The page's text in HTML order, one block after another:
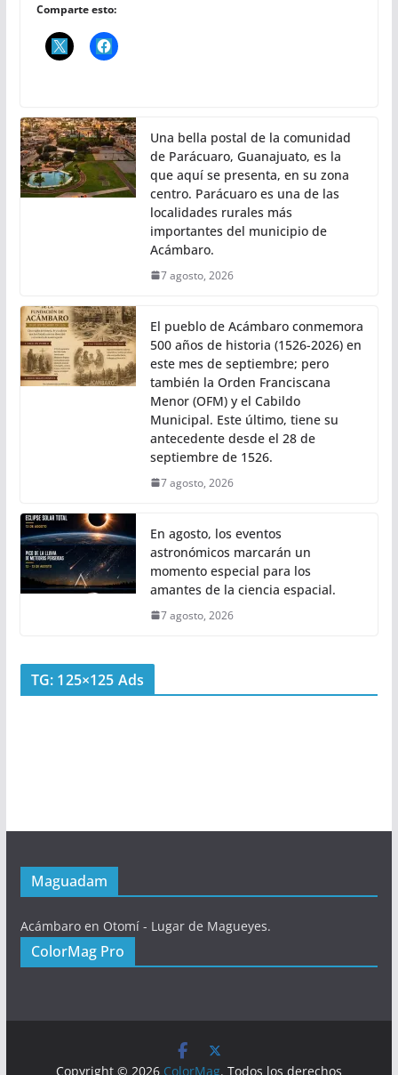
Comparte esto:
Una bella postal de la comunidad
de Parácuaro, Guanajuato, es la
que aquí se presenta, en su zona
centro. Parácuaro es una de las
localidades rurales más
importantes del municipio de
Acámbaro.
7 agosto, 2026
El pueblo de Acámbaro conmemora
500 años de historia (1526-2026) en
este mes de septiembre; pero
también la Orden Franciscana
Menor (OFM) y el Cabildo
Municipal. Este último, tiene su
antecedente desde el 28 de
septiembre de 1526.
7 agosto, 2026
En agosto, los eventos
astronómicos marcarán un
momento especial para los
amantes de la ciencia espacial.
7 agosto, 2026
TG: 125×125 Ads
Maguadam
Acámbaro en Otomí - Lugar de Magueyes.
ColorMag Pro
Copyright © 2026 ColorMag. Todos los derechos